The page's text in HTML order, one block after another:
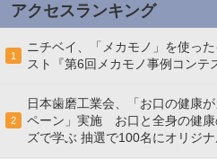
アクセスランキング
1
ニチベイ、「メカモノ」を使っ
スト『第6回メカモノ事例コンテ
2
日本歯磨工業会、「お口の健康
ペーン」実施 お口と全身の健康
ズで学ぶ 抽選で100名にオリジ